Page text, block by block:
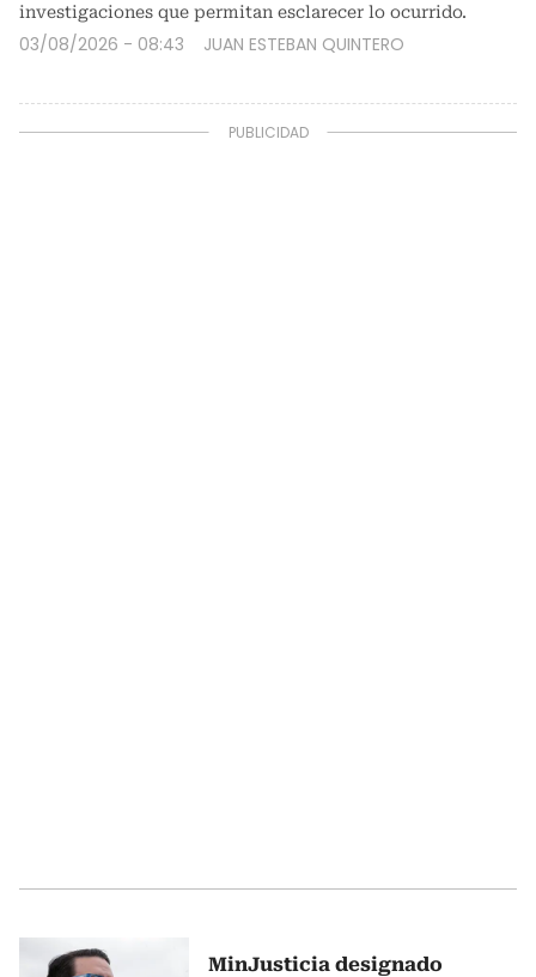
investigaciones que permitan esclarecer lo ocurrido.
03/08/2026 - 08:43 JUAN ESTEBAN QUINTERO
MinJusticia designado